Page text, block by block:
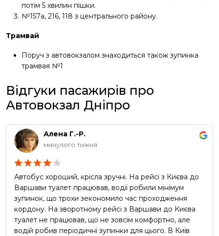
потім 5 хвилин пішки.
№157а, 216, 118 з центрального району.
Трамвай
Поруч з автовокзалом знаходиться також зупинка
трамвая №1
Відгуки пасажирів про
Автовокзал Дніпро
Алена Г.-Р.
минулого тижня
Автобус хороший, крісла зручні. На рейсі з Києва до
Варшави туалет працював, водії робили мінімум
зупинок, що трохи зекономило час проходження
кордону. На зворотному рейсі з Варшави до Києва
туалет не працював, що не зовсім комфортно, але
водій робив періодичні зупинки для цього. В Київ